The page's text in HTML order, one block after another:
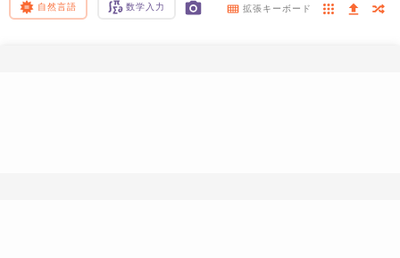
自然言語 数学入力 拡張キーボード